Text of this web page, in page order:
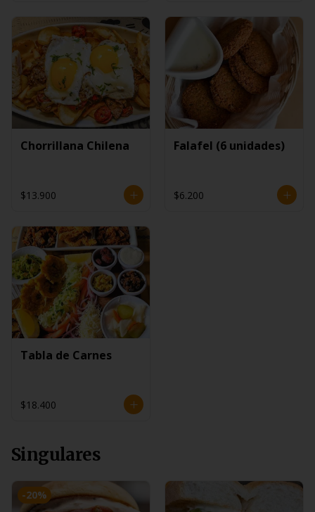
Chorrillana Chilena
$13.900
Falafel (6 unidades)
$6.200
Tabla de Carnes
$18.400
Singulares
-20%